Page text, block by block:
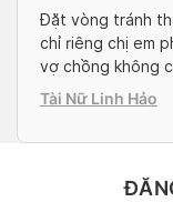
Đặt vòng tránh
chỉ riêng chị em
vợ chồng không
địa chỉ thực hiện
Tài Nữ Linh Hảo